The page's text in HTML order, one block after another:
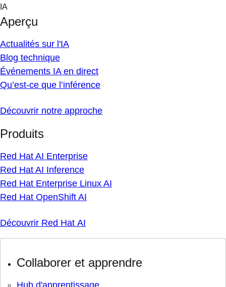
Skip
content
IA
Aperçu
Actualités sur l'IA
Blog technique
Événements IA en direct
Qu’est-ce que l’inférence
Découvrir notre approche
Produits
Red Hat AI Enterprise
Red Hat AI Inference
Red Hat Enterprise Linux AI
Red Hat OpenShift AI
Découvrir Red Hat AI
Collaborer et apprendre
Hub d'apprentissage